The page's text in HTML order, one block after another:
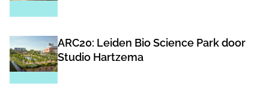
ARC20: Leiden Bio Science Park door
Studio Hartzema